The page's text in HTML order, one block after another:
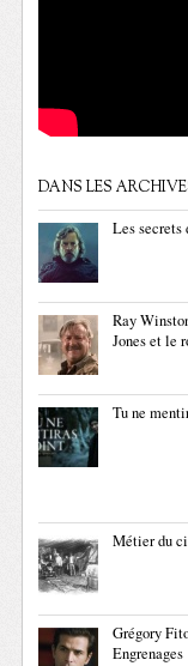
DANS LES
Les secrets
Ray
Jones et le
Tu ne
Métier du
Grégory
Engrenages